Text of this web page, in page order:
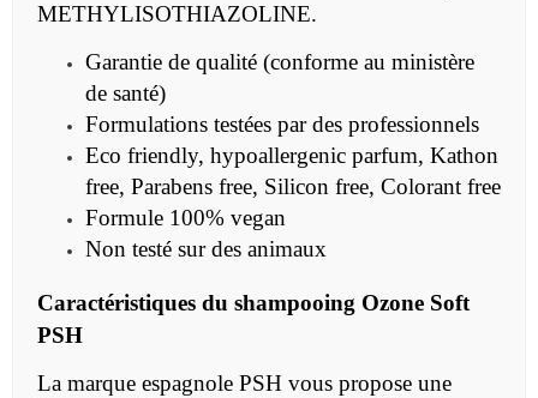
METHYLISOTHIAZOLINE.
Garantie de qualité (conforme au ministère
de santé)
Formulations testées par des professionnels
Eco friendly, hypoallergenic parfum, Kathon
free, Parabens free, Silicon free, Colorant free
Formule 100% vegan
Non testé sur des animaux
Caractéristiques du shampooing Ozone Soft
PSH
La marque espagnole PSH vous propose une